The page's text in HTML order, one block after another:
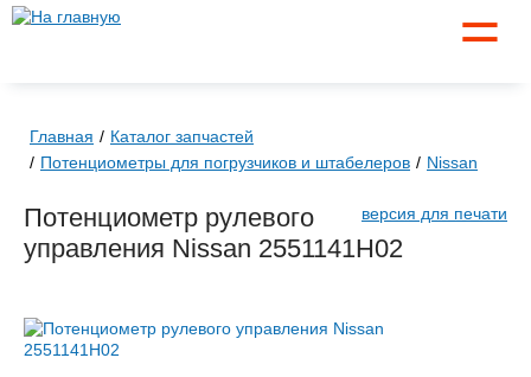
☰
Главная
Каталог запчастей
Потенциометры для погрузчиков и штабелеров
Nissan
версия для печати
Потенциометр рулевого
управления Nissan 2551141H02